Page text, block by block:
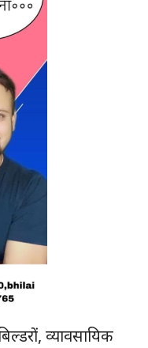
व्यावसायिक